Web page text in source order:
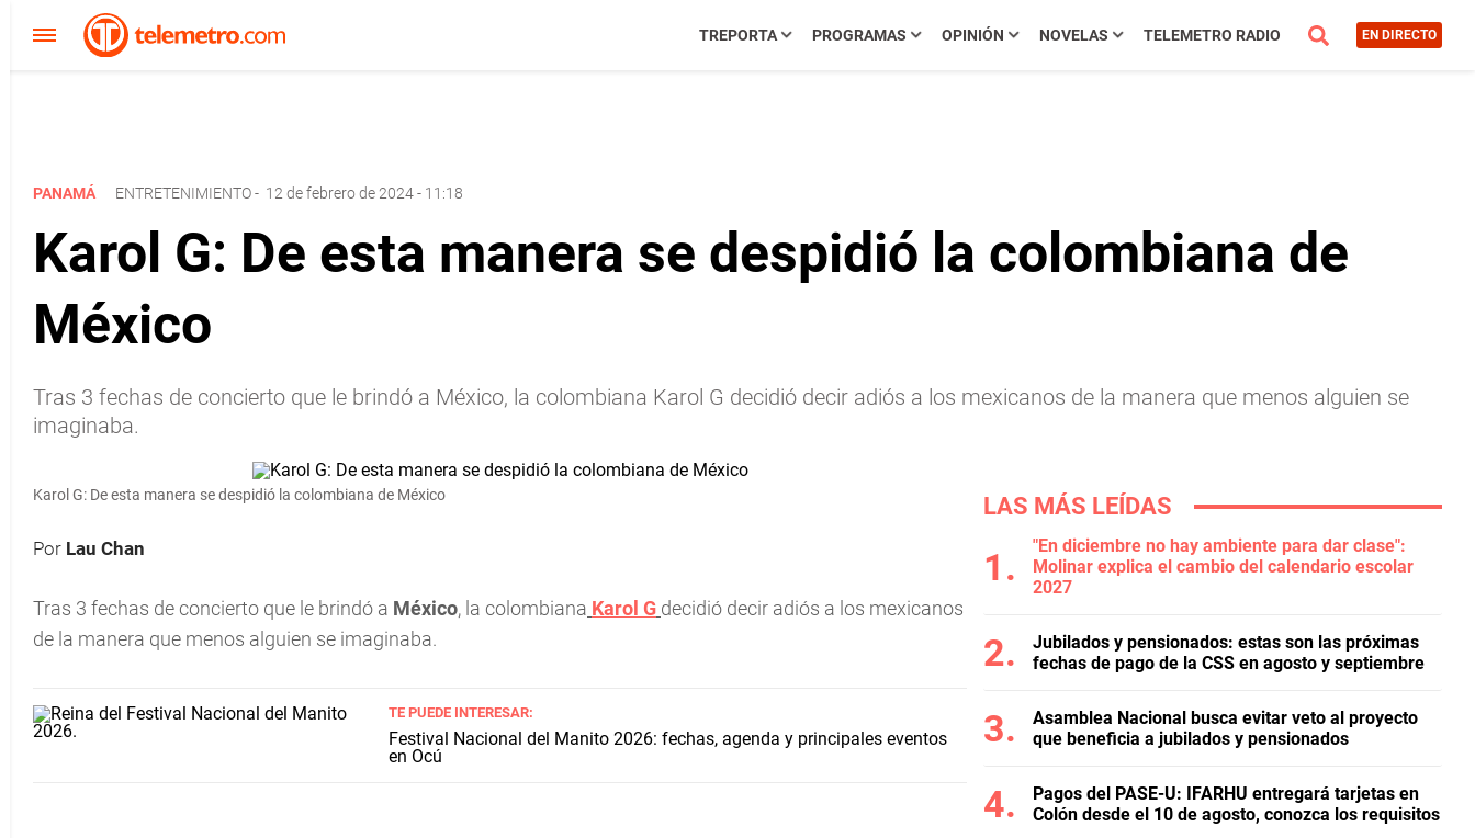
TREPORTA PROGRAMAS OPINIÓN NOVELAS TELEMETRO RADIO EN DIRECTO
PANAMÁ ENTRETENIMIENTO- 12 de febrero de 2024 - 11:18
Karol G: De esta manera se despidió la colombiana de
México
Tras 3 fechas de concierto que le brindó a México, la colombiana Karol G decidió decir adiós a los mexicanos de la manera que menos alguien se
imaginaba.
Karol G: De esta manera se despidió la colombiana de México
Por Lau Chan
Tras 3 fechas de concierto que le brindó a México, la colombiana Karol G decidió decir adiós a los mexicanos
de la manera que menos alguien se imaginaba.
TE PUEDE INTERESAR:
Festival Nacional del Manito 2026: fechas, agenda y principales eventos
en Ocú
LAS MÁS LEÍDAS
"En diciembre no hay ambiente para dar clase":
Molinar explica el cambio del calendario escolar
2027
Jubilados y pensionados: estas son las próximas
fechas de pago de la CSS en agosto y septiembre
Asamblea Nacional busca evitar veto al proyecto
que beneficia a jubilados y pensionados
Pagos del PASE-U: IFARHU entregará tarjetas en
Colón desde el 10 de agosto, conozca los requisitos